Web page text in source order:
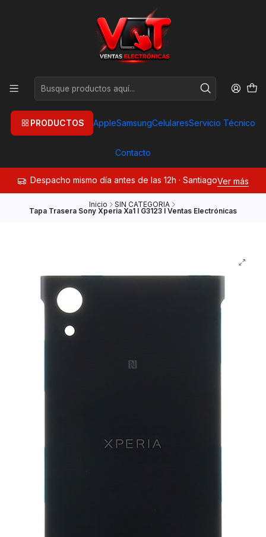
PRODUCTOS AppleSamsungCelularesServicio Técnico
Contacto
Despacho mismo día antes de las 12h · SantiagoVer más
Inicio SIN CATEGORIA
Tapa Trasera Sony Xperia Xa1 I G3123 I Ventas Electrónicas